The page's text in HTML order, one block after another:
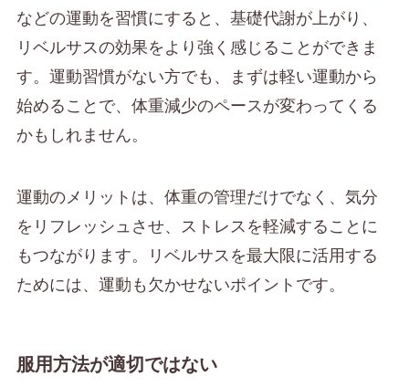
などの運動を習慣にすると、基礎代謝が上がり、
リベルサスの効果をより強く感じることができま
す。運動習慣がない方でも、まずは軽い運動から
始めることで、体重減少のペースが変わってくる
かもしれません。
運動のメリットは、体重の管理だけでなく、気分
をリフレッシュさせ、ストレスを軽減することに
もつながります。リベルサスを最大限に活用する
ためには、運動も欠かせないポイントです。
服用方法が適切ではない